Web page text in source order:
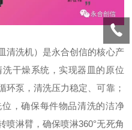
清洗机）是永合创信的核心产
干燥系统，实现器皿的原位
环泵，清洗压力稳定、可靠；
，确保每件物品清洗的洁净
喷淋臂，确保喷淋360°无死角